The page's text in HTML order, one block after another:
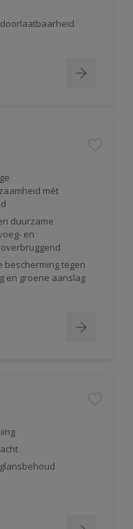
mét
duurzame
en
bescherming tegen
en groene aanslag